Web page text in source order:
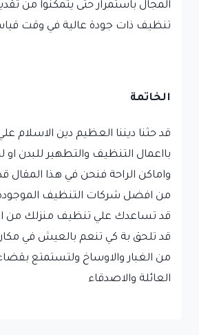
المجال باستمرار حتى يتمكنوا من
تنظيف ذات جودة عالية في وقت
الخاتمة
قد حثنا ديننا العظيم دين الاسلام
بااعمال التنظيف والتطهير للبدن
واماكن الراحة فنحن في هذا المقال
من افضل شركات التنظيف
قد تساعدك علي تنظيف منزلك من
قد تلحق بة كي تنعم بالعيش في
من الغبار والاوساخ ولتستمتع
العائلة والاصدقاء